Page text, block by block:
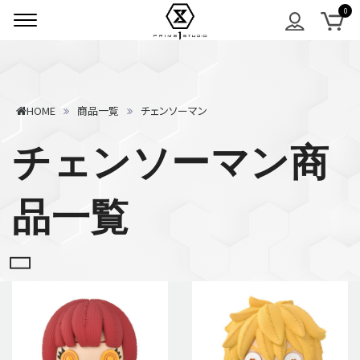
HOME 商品一覧 チェンソーマン
チェンソーマン商
品一覧